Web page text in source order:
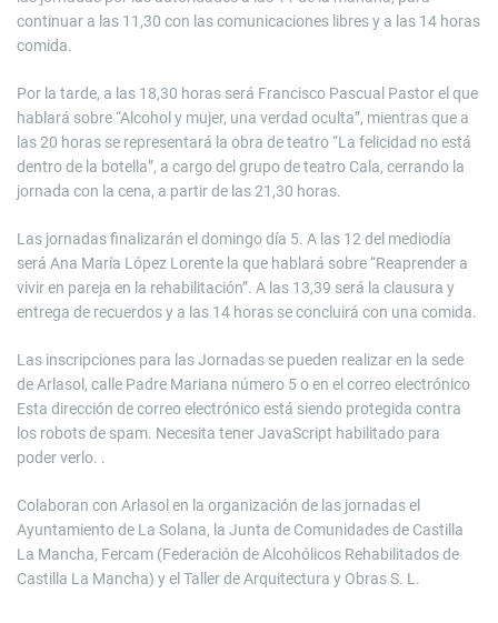
continuar a las 11,30 con las comunicaciones libres y a las 14 horas
comida.
Por la tarde, a las 18,30 horas será Francisco Pascual Pastor el que
hablará sobre “Alcohol y mujer, una verdad oculta”, mientras que a
las 20 horas se representará la obra de teatro “La felicidad no está
dentro de la botella”, a cargo del grupo de teatro Cala, cerrando la
jornada con la cena, a partir de las 21,30 horas.
Las jornadas finalizarán el domingo día 5. A las 12 del mediodía
será Ana María López Lorente la que hablará sobre “Reaprender a
vivir en pareja en la rehabilitación”. A las 13,39 será la clausura y
entrega de recuerdos y a las 14 horas se concluirá con una comida.
Las inscripciones para las Jornadas se pueden realizar en la sede
de Arlasol, calle Padre Mariana número 5 o en el correo electrónico
Esta dirección de correo electrónico está siendo protegida contra
los robots de spam. Necesita tener JavaScript habilitado para
poder verlo. .
Colaboran con Arlasol en la organización de las jornadas el
Ayuntamiento de La Solana, la Junta de Comunidades de Castilla
La Mancha, Fercam (Federación de Alcohólicos Rehabilitados de
Castilla La Mancha) y el Taller de Arquitectura y Obras S. L.